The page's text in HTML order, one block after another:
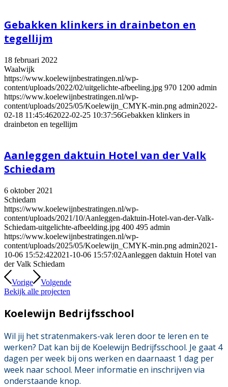
Gebakken klinkers in drainbeton en
tegellijm
18 februari 2022
Waalwijk
https://www.koelewijnbestratingen.nl/wp-
content/uploads/2022/02/uitgelichte-afbeeling.jpg 970 1200 admin
https://www.koelewijnbestratingen.nl/wp-
content/uploads/2025/05/Koelewijn_CMYK-min.png admin2022-
02-18 11:45:462022-02-25 10:37:56Gebakken klinkers in
drainbeton en tegellijm
Aanleggen daktuin Hotel van der Valk
Schiedam
6 oktober 2021
Schiedam
https://www.koelewijnbestratingen.nl/wp-
content/uploads/2021/10/Aanleggen-daktuin-Hotel-van-der-Valk-
Schiedam-uitgelichte-afbeelding.jpg 400 495 admin
https://www.koelewijnbestratingen.nl/wp-
content/uploads/2025/05/Koelewijn_CMYK-min.png admin2021-
10-06 15:52:422021-10-06 15:57:02Aanleggen daktuin Hotel van
der Valk Schiedam
Vorige
Volgende
Bekijk alle projecten
Koelewijn Bedrijfsschool
Wil jij het stratenmakers-vak leren door te leren en te
werken? Dat kan bij de Koelewijn Bedrijfsschool. Je gaat 4
dagen per week bij ons werken en daarnaast 1 dag per
week naar school. Meer informatie en inschrijven via
onderstaande knop.